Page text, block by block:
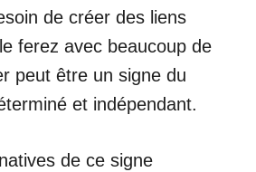
de créer des liens
ferez avec beaucoup de
peut être un signe du
et indépendant.
de ce signe